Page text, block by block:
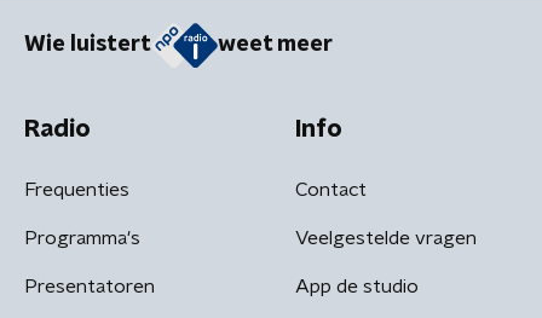
Wie luistert weet meer
Radio
Frequenties
Programma's
Presentatoren
Info
Contact
Veelgestelde vragen
App de studio